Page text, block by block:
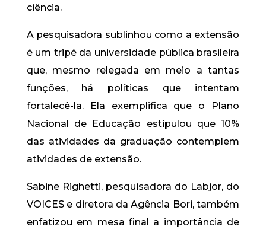
ciência.
A pesquisadora sublinhou como a extensão
é um tripé da universidade pública brasileira
que, mesmo relegada em meio a tantas
funções, há políticas que intentam
fortalecê-la. Ela exemplifica que o Plano
Nacional de Educação estipulou que 10%
das atividades da graduação contemplem
atividades de extensão.
Sabine Righetti, pesquisadora do Labjor, do
VOICES e diretora da Agência Bori, também
enfatizou em mesa final a importância de